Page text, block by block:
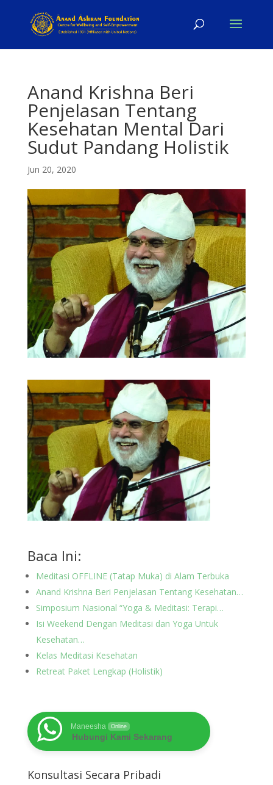
Anand Krishna Beri
Penjelasan Tentang
Kesehatan Mental Dari
Sudut Pandang Holistik
Jun 20, 2020
Baca Ini:
Meditasi OFFLINE (Tatap Muka) di Alam Terbuka
Anand Krishna Beri Penjelasan Tentang Kesehatan…
Simposium Nasional “Yoga & Meditasi: Terapi…
Isi Weekend Dengan Meditasi dan Yoga Untuk
Kesehatan…
Kelas Meditasi Kesehatan
Retreat Paket Lengkap (Holistik)
Maneesha Online
Hubungi Kami Sekarang
Konsultasi Secara Pribadi